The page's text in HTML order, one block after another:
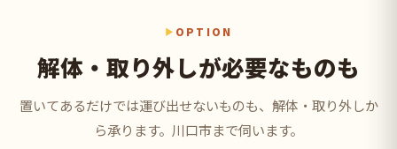
OPTION
解体・取り外しが必要なものも
置いてあるだけでは運び出せないものも、解体・取り外しか
ら承ります。川口市まで伺います。